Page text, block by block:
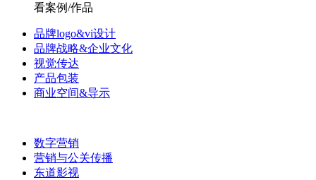
看案例/作品
品牌logo&vi设计
品牌战略&企业文化
视觉传达
产品包装
商业空间&导示
数字营销
营销与公关传播
东道影视